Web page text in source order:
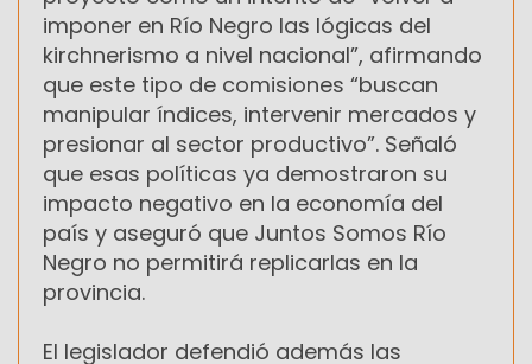
imponer en Río Negro las lógicas del
kirchnerismo a nivel nacional”, afirmando
que este tipo de comisiones “buscan
manipular índices, intervenir mercados y
presionar al sector productivo”. Señaló
que esas políticas ya demostraron su
impacto negativo en la economía del
país y aseguró que Juntos Somos Río
Negro no permitirá replicarlas en la
provincia.
El legislador defendió además las